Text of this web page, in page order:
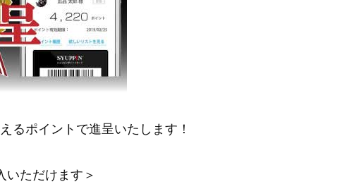
るポイントで進呈いたします！
いただけます＞